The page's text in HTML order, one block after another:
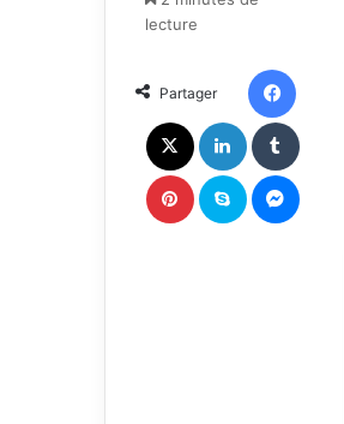
w
X
e
n
c
o
u
r
r
lecture
Partager